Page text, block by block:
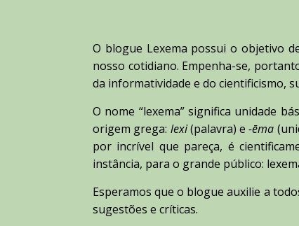
O blogue Lexema possui o objetivo
nosso cotidiano. Empenha-se,
da informatividade e do cientificismo,
O nome “lexema” significa unidade
origem grega: lexi(palavra) e-ēma
por incrível que pareça, é
instância, para o grande público:
Esperamos que o blogue auxilie a
sugestões e críticas.